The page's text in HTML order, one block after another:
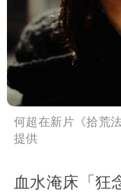
何超在新片《拾荒
提供
血水淹床「狂